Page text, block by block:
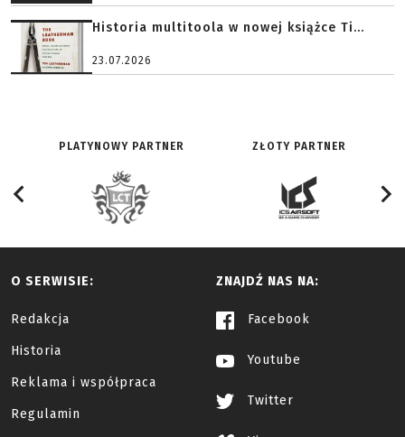
Historia multitoola w nowej książce Ti...
23.07.2026
PLATYNOWY PARTNER ZŁOTY PARTNER
O SERWISIE:
Redakcja
Historia
Reklama i współpraca
Regulamin
ZNAJDŹ NAS NA:
Facebook
Youtube
Twitter